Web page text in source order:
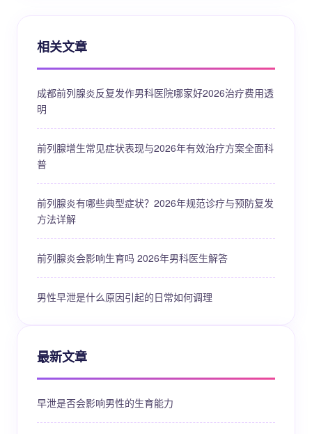
相关文章
成都前列腺炎反复发作男科医院哪家好2026治疗费用透
明
前列腺增生常见症状表现与2026年有效治疗方案全面科
普
前列腺炎有哪些典型症状？2026年规范诊疗与预防复发
方法详解
前列腺炎会影响生育吗 2026年男科医生解答
男性早泄是什么原因引起的日常如何调理
最新文章
早泄是否会影响男性的生育能力